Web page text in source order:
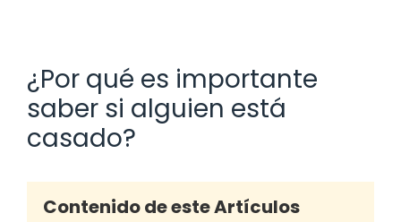
¿Por qué es importante
saber si alguien está
casado?
Contenido de este Artículos